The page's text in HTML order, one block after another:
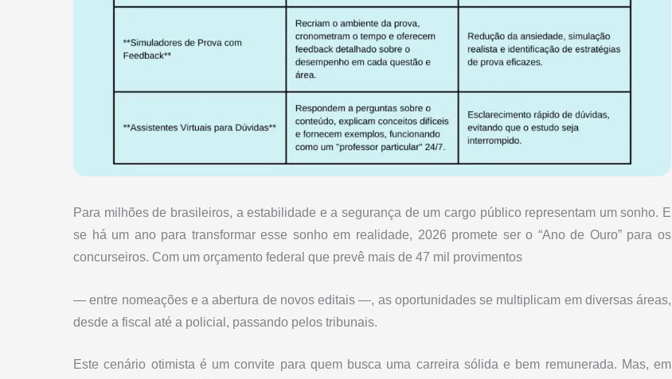
Para milhões de brasileiros, a estabilidade e a segurança de um cargo público representam um sonho. E
se há um ano para transformar esse sonho em realidade, 2026 promete ser o “Ano de Ouro” para os
concurseiros. Com um orçamento federal que prevê mais de 47 mil provimentos
— entre nomeações e a abertura de novos editais —, as oportunidades se multiplicam em diversas áreas,
desde a fiscal até a policial, passando pelos tribunais.
Este cenário otimista é um convite para quem busca uma carreira sólida e bem remunerada. Mas, em